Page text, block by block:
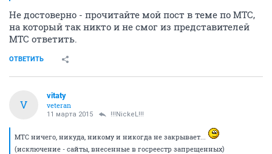
Не достоверно - прочитайте мой пост в теме по МТС,
на который так никто и не смог из представителей
МТС ответить.
ОТВЕТИТЬ
V
vitaty
veteran
11 марта 2015 !!!NickeL!!!
МТС ничего, никуда, никому и никогда не закрывает...
(исключение - сайты, внесенные в госреестр запрещенных)